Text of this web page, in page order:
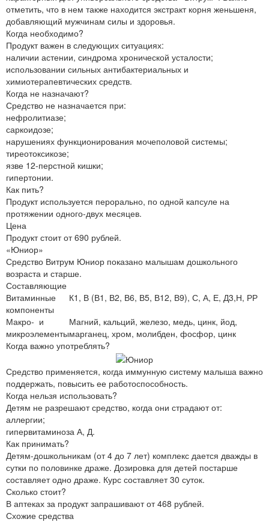
отметить, что в нем также находится экстракт корня женьшеня,
добавляющий мужчинам силы и здоровья.
Когда необходимо?
Продукт важен в следующих ситуациях:
наличии астении, синдрома хронической усталости;
использовании сильных антибактериальных и
химиотерапевтических средств.
Когда не назначают?
Средство не назначается при:
нефролитиазе;
саркоидозе;
нарушениях функционирования мочеполовой системы;
тиреотоксикозе;
язве 12-перстной кишки;
гипертонии.
Как пить?
Продукт используется перорально, по одной капсуле на
протяжении одного-двух месяцев.
Цена
Продукт стоит от 690 рублей.
«Юниор»
Средство Витрум Юниор показано малышам дошкольного
возраста и старше.
Составляющие
Витаминные
компоненты
К1, В (В1, В2, В6, В5, В12, В9), С, А, Е, Д3,Н, РР
Макро- и
микроэлементы
Магний, кальций, железо, медь, цинк, йод,
марганец, хром, молибден, фосфор, цинк
Когда важно употреблять?
Средство применяется, когда иммунную систему малыша важно
поддержать, повысить ее работоспособность.
Когда нельзя использовать?
Детям не разрешают средство, когда они страдают от:
аллергии;
гипервитаминоза А, Д.
Как принимать?
Детям-дошкольникам (от 4 до 7 лет) комплекс дается дважды в
сутки по половинке драже. Дозировка для детей постарше
составляет одно драже. Курс составляет 30 суток.
Сколько стоит?
В аптеках за продукт запрашивают от 468 рублей.
Схожие средства